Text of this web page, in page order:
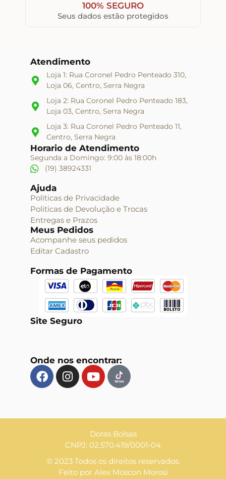
100% SEGURO
Seus dados estão protegidos
Atendimento
Loja 1: Rua Coronel Pedro Penteado 310,
Loja 06, Centro, Serra Negra
Loja 2: Rua Coronel Pedro Penteado 183,
Loja 03, Centro, Serra Negra
Loja 3: Rua Coronel Pedro Penteado 11,
Centro, Serra Negra
Horario de Atendimento
Segunda a Domingo: 9:00 às 18:00h
(19) 38924331
Ajuda
Politicas de Privacidade
Politicas de Devolução e Trocas
Entregas e Prazos
Meus Pedidos
Acompanhe seus pedidos
Editar Cadastro
Formas de Pagamento
Site Seguro
Onde nos encontrar:
Doras Bolsas
CNPJ: 02.570.419/0001-04
© 2023 Todos os direitos reservados.
Feito por Alex Moscon Morosi